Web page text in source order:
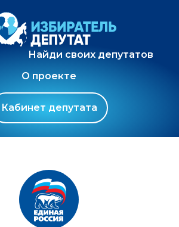
Найди своих депутатов
О проекте
Кабинет депутата